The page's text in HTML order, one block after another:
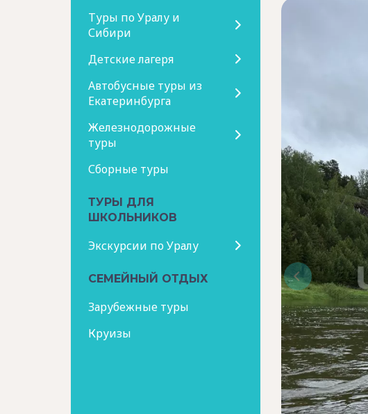
Туры по Уралу и
Сибири
Детские лагеря
Автобусные туры из
Екатеринбурга
Железнодорожные
туры
Сборные туры
ТУРЫ ДЛЯ
ШКОЛЬНИКОВ
Экскурсии по Уралу
СЕМЕЙНЫЙ ОТДЫХ
Зарубежные туры
Круизы